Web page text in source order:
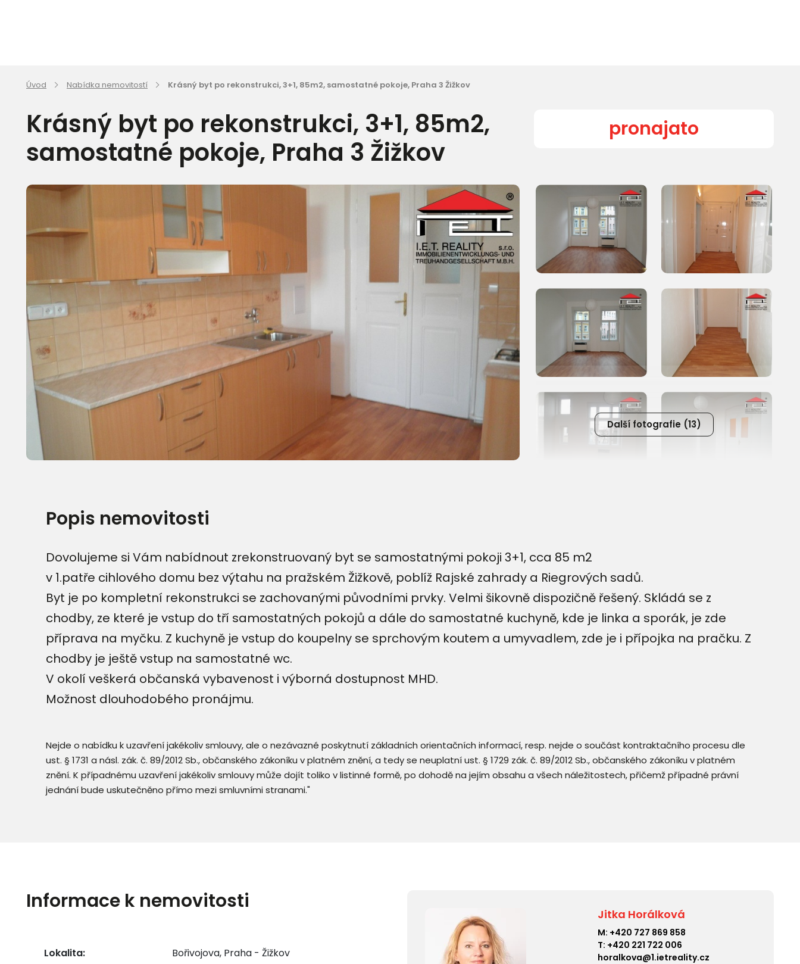
Úvod Nabídka nemovitostí Krásný byt po rekonstrukci, 3+1, 85m2, samostatné pokoje, Praha 3 Žižkov
Krásný byt po rekonstrukci, 3+1, 85m2,
samostatné pokoje, Praha 3 Žižkov
pronajato
Další fotografie (13)
Popis nemovitosti
Dovolujeme si Vám nabídnout zrekonstruovaný byt se samostatnými pokoji 3+1, cca 85 m2
v 1.patře cihlového domu bez výtahu na pražském Žižkově, poblíž Rajské zahrady a Riegrových sadů.
Byt je po kompletní rekonstrukci se zachovanými původními prvky. Velmi šikovně dispozičně řešený. Skládá se z
chodby, ze které je vstup do tří samostatných pokojů a dále do samostatné kuchyně, kde je linka a sporák, je zde
příprava na myčku. Z kuchyně je vstup do koupelny se sprchovým koutem a umyvadlem, zde je i přípojka na pračku. Z
chodby je ještě vstup na samostatné wc.
V okolí veškerá občanská vybavenost i výborná dostupnost MHD.
Možnost dlouhodobého pronájmu.
Nejde o nabídku k uzavření jakékoliv smlouvy, ale o nezávazné poskytnutí základních orientačních informací, resp. nejde o součást kontraktačního procesu dle
ust. § 1731 a násl. zák. č. 89/2012 Sb., občanského zákoníku v platném znění, a tedy se neuplatní ust. § 1729 zák. č. 89/2012 Sb., občanského zákoníku v platném
znění. K případnému uzavření jakékoliv smlouvy může dojít toliko v listinné formě, po dohodě na jejím obsahu a všech náležitostech, přičemž případné právní
jednání bude uskutečněno přímo mezi smluvními stranami."
Informace k nemovitosti
Lokalita:
Bořivojova, Praha - Žižkov
Jitka Horálková
M: +420 727 869 858
T: +420 221 722 006
horalkova@1.ietreality.cz